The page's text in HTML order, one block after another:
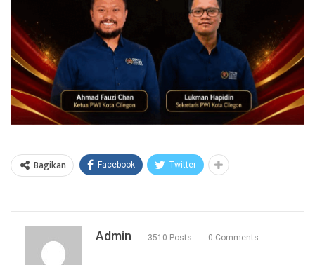
Bagikan Facebook Twitter
Admin 3510 Posts 0 Comments